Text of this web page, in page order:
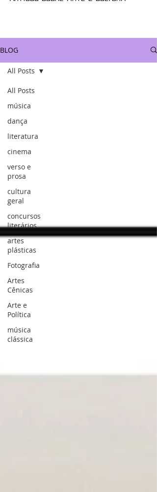
BLOG
All Posts
música
dança
literatura
cinema
verso e
prosa
cultura
geral
concursos
literários
artes
plásticas
Fotografia
Artes
Cênicas
Arte e
Política
música
clássica
All Posts